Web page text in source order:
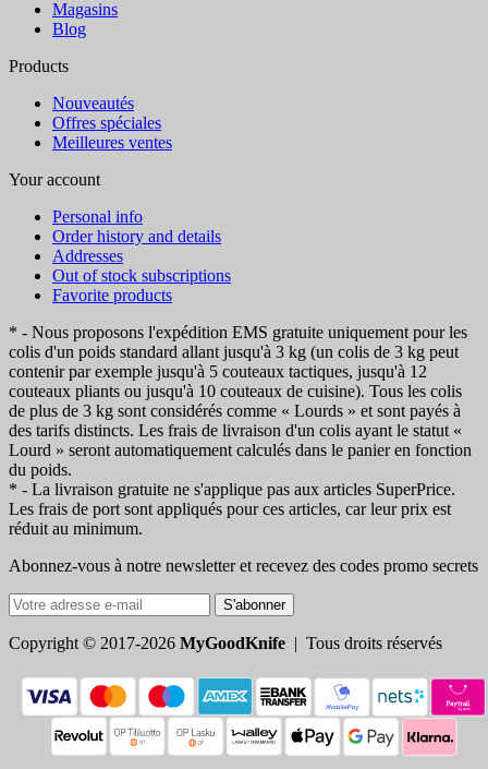
Magasins
Blog
Products
Nouveautés
Offres spéciales
Meilleures ventes
Your account
Personal info
Order history and details
Addresses
Out of stock subscriptions
Favorite products
* - Nous proposons l'expédition EMS gratuite uniquement pour les
colis d'un poids standard allant jusqu'à 3 kg (un colis de 3 kg peut
contenir par exemple jusqu'à 5 couteaux tactiques, jusqu'à 12
couteaux pliants ou jusqu'à 10 couteaux de cuisine). Tous les colis
de plus de 3 kg sont considérés comme « Lourds » et sont payés à
des tarifs distincts. Les frais de livraison d'un colis ayant le statut «
Lourd » seront automatiquement calculés dans le panier en fonction
du poids.
* - La livraison gratuite ne s'applique pas aux articles SuperPrice.
Les frais de port sont appliqués pour ces articles, car leur prix est
réduit au minimum.
Abonnez-vous à notre newsletter et recevez des codes promo secrets
S'abonner
Copyright © 2017-2026 MyGoodKnife | Tous droits réservés